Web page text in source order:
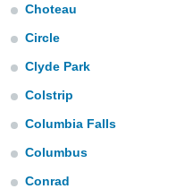
en
perfil
más
Choteau
Circle
Clyde Park
Colstrip
Columbia Falls
Columbus
Conrad